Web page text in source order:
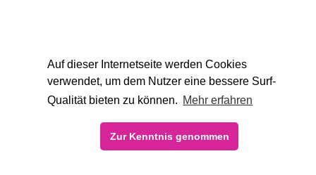
Auf dieser Internetseite werden Cookies
verwendet, um dem Nutzer eine bessere Surf-
Qualität bieten zu können. Mehr erfahren
Zur Kenntnis genommen